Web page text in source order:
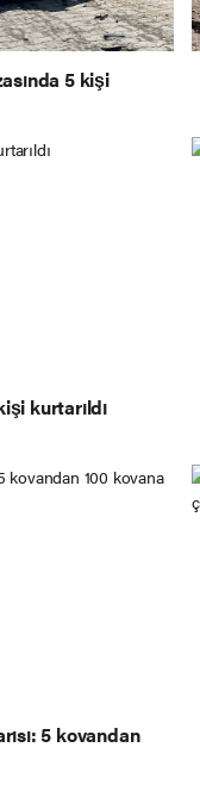
5 kişi
kurtarıldı
5 kovandan